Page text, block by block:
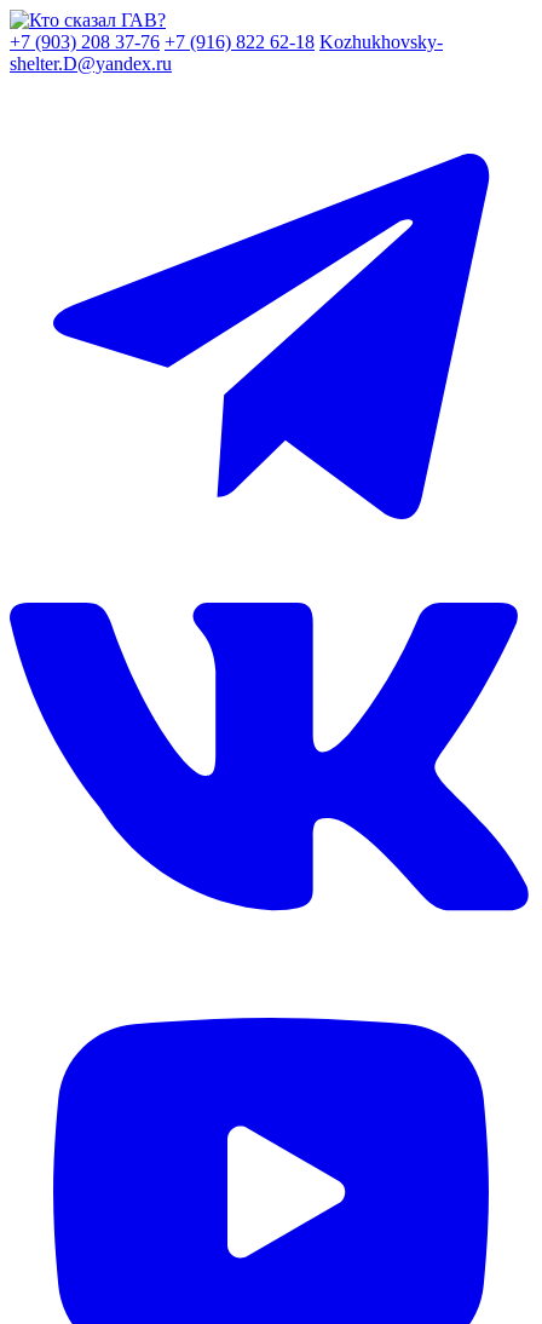
Skip
to
content
+7 (903) 208 37-76 +7 (916) 822 62-18 Kozhukhovsky-
shelter.D@yandex.ru